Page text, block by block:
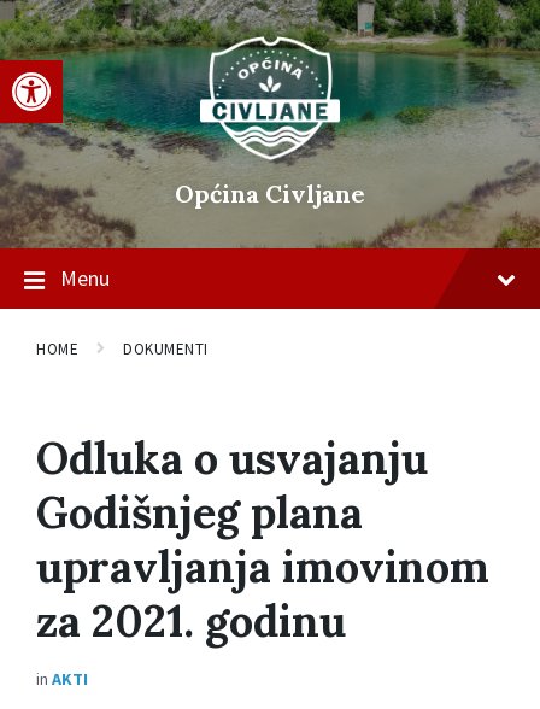
Open toolbar
Skip
to
content
Skip
to
main
navigation
Skip
to
footer
Općina Civljane
Menu
HOME DOKUMENTI
Odluka o usvajanju
Godišnjeg plana
upravljanja imovinom
za 2021. godinu
in AKTI